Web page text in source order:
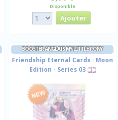
Disponible
BOOSTER ANGLAIS MY LITTLE PONY
Friendship Eternal Cards : Moon
Edition - Series 03